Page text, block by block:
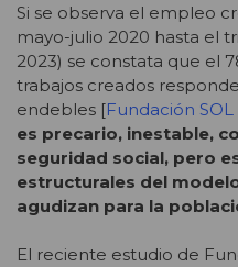
Si se observa el empleo
mayo-julio 2020 hasta el
2023) se constata que el
trabajos creados
endebles [Fundación SOL
es precario, inestable,
seguridad social, pero
estructurales del
agudizan para la
El reciente estudio de